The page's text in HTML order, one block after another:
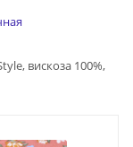
вискоза 100%,